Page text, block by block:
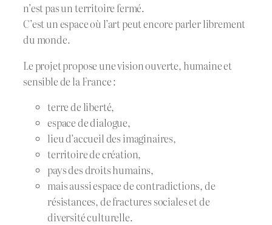
n’est pas un territoire fermé.
C’est un espace où l’art peut encore parler librement
du monde.
Le projet propose une vision ouverte, humaine et
sensible de la France :
terre de liberté,
espace de dialogue,
lieu d’accueil des imaginaires,
territoire de création,
pays des droits humains,
mais aussi espace de contradictions, de
résistances, de fractures sociales et de
diversité culturelle.